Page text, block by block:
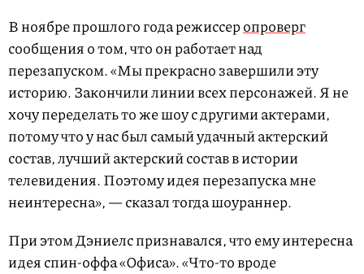
В ноябре прошлого года режиссеропроверг
сообщения о том, что он работает над
перезапуском. «Мы прекрасно завершили эту
историю. Закончили линии всех персонажей. Я не
хочу переделать то же шоу с другими актерами,
потому что у нас был самый удачный актерский
состав, лучший актерский состав в истории
телевидения. Поэтому идея перезапуска мне
неинтересна», — сказал тогда шоураннер.
При этом Дэниелс признавался, что ему интересна
идея спин-оффа «Офиса». «Что-то вроде